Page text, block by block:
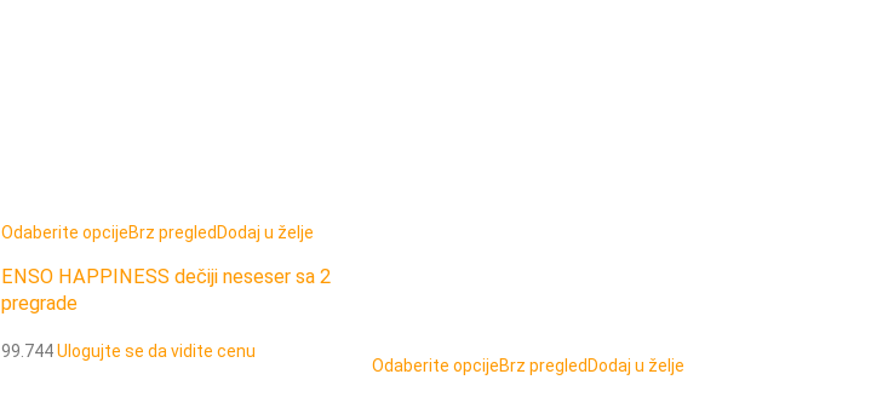
Odaberite opcijeBrz pregled Dodaj u želje
ENSO HAPPINESS dečiji neseser sa 2
pregrade
99.744Ulogujte se da vidite cenu
Odaberite opcijeBrz pregled Dodaj u želje